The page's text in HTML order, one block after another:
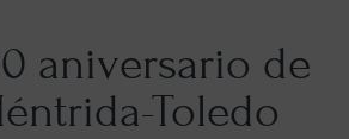
aniversario de
Toledo